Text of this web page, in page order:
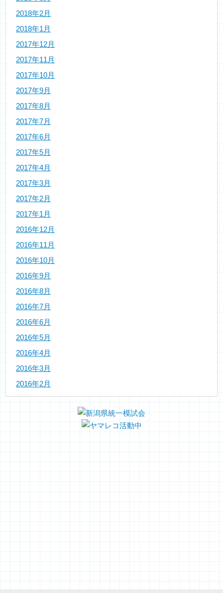
2018年2月
2018年1月
2017年12月
2017年11月
2017年10月
2017年9月
2017年8月
2017年7月
2017年6月
2017年5月
2017年4月
2017年3月
2017年2月
2017年1月
2016年12月
2016年11月
2016年10月
2016年9月
2016年8月
2016年7月
2016年6月
2016年5月
2016年4月
2016年3月
2016年2月